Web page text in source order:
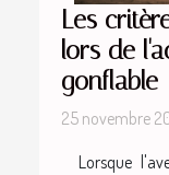
Les
lors de
gonflable
25 novembre
Lorsque